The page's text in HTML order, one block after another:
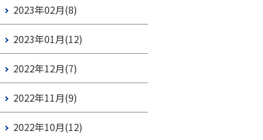
2023年02月(8)
2023年01月(12)
2022年12月(7)
2022年11月(9)
2022年10月(12)